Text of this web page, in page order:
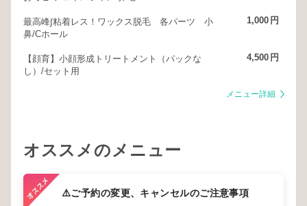
最高峰∫粘着レス！ワックス脱毛 各パーツ 小
鼻/Cホール
1,000 円
【顔育】小顔形成トリートメント（パックな
し）/セット用
4,500 円
メニュー詳細
オススメのメニュー
⚠️ご予約の変更、キャンセルのご注意事項